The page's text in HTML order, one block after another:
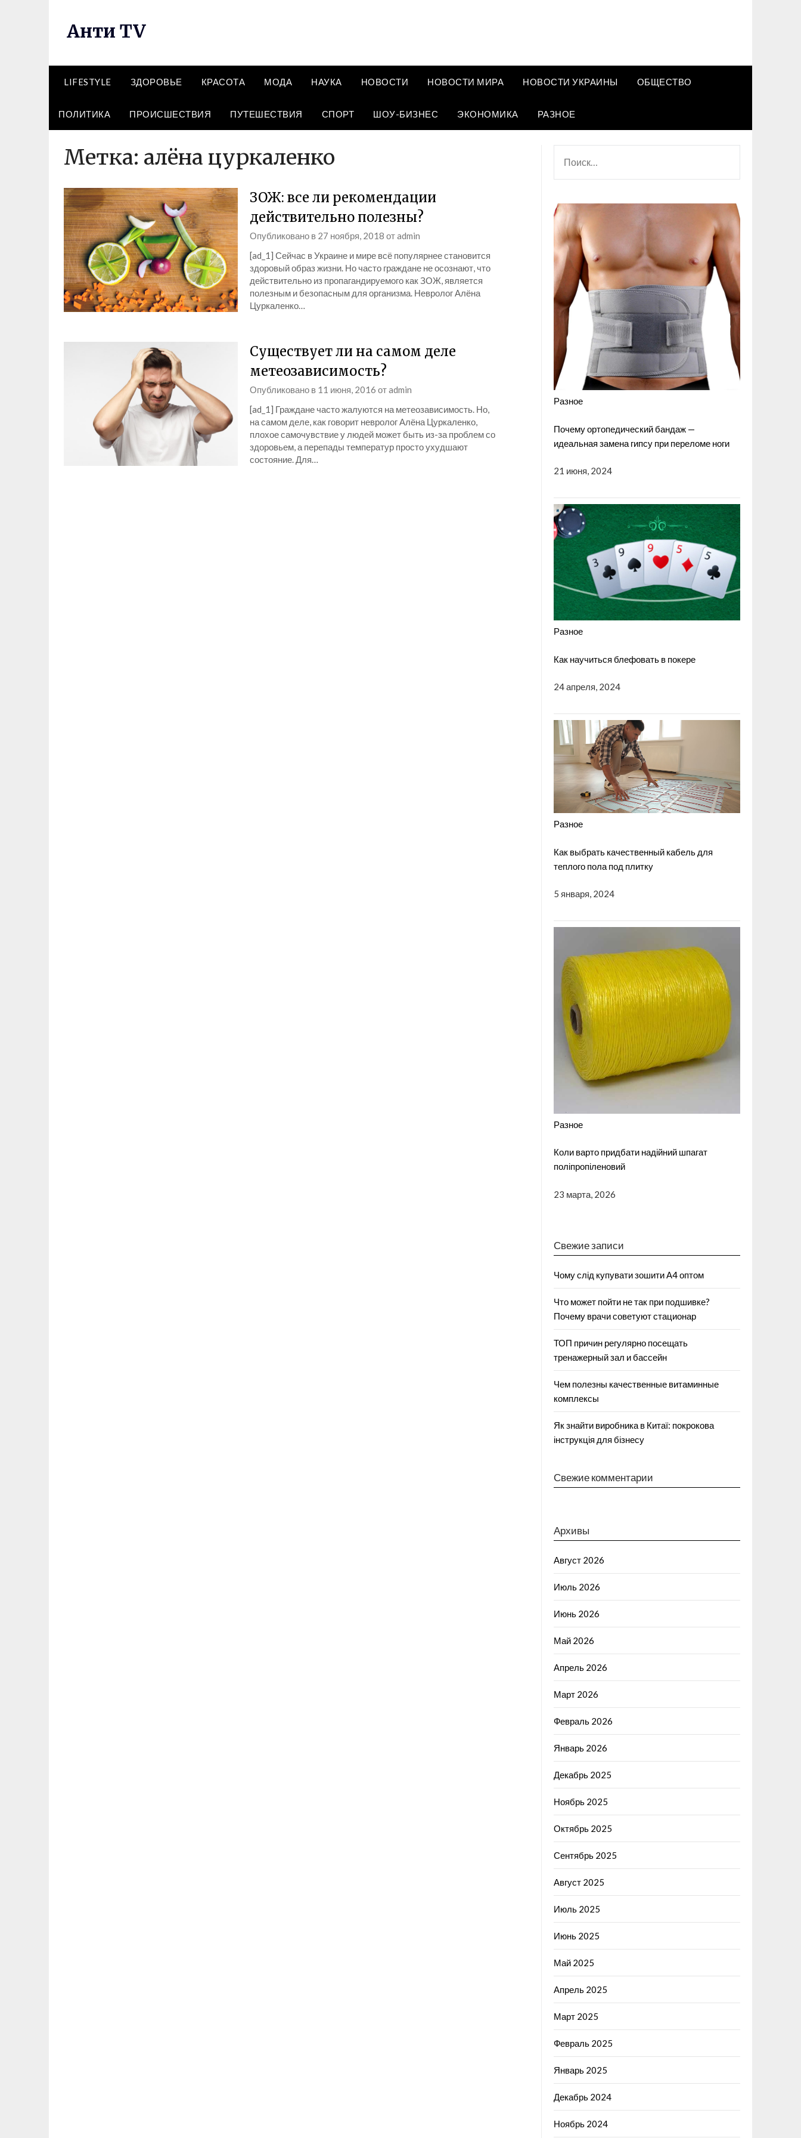
Анти TV
LIFESTYLE ЗДОРОВЬЕ КРАСОТА МОДА НАУКА НОВОСТИ НОВОСТИ МИРА НОВОСТИ УКРАИНЫ ОБЩЕСТВО
ПОЛИТИКА ПРОИСШЕСТВИЯ ПУТЕШЕСТВИЯ СПОРТ ШОУ-БИЗНЕС ЭКОНОМИКА РАЗНОЕ
Метка: алёна цуркаленко
ЗОЖ: все ли рекомендации
действительно полезны?
Опубликовано в 27 ноября, 2018 отadmin
[ad_1] Сейчас в Украине и мире всё популярнее становится
здоровый образ жизни. Но часто граждане не осознают, что
действительно из пропагандируемого как ЗОЖ, является
полезным и безопасным для организма. Невролог Алёна
Цуркаленко…
Существует ли на самом деле
метеозависимость?
Опубликовано в 11 июня, 2016 отadmin
[ad_1] Граждане часто жалуются на метеозависимость. Но,
на самом деле, как говорит невролог Алёна Цуркаленко,
плохое самочувствие у людей может быть из-за проблем со
здоровьем, а перепады температур просто ухудшают
состояние. Для…
Разное
Почему ортопедический бандаж —
идеальная замена гипсу при переломе ноги
21 июня, 2024
Разное
Как научиться блефовать в покере
24 апреля, 2024
Разное
Как выбрать качественный кабель для
теплого пола под плитку
5 января, 2024
Разное
Коли варто придбати надійний шпагат
поліпропіленовий
23 марта, 2026
Свежие записи
Чому слід купувати зошити А4 оптом
Что может пойти не так при подшивке?
Почему врачи советуют стационар
ТОП причин регулярно посещать
тренажерный зал и бассейн
Чем полезны качественные витаминные
комплексы
Як знайти виробника в Китаї: покрокова
інструкція для бізнесу
Свежие комментарии
Архивы
Август 2026
Июль 2026
Июнь 2026
Май 2026
Апрель 2026
Март 2026
Февраль 2026
Январь 2026
Декабрь 2025
Ноябрь 2025
Октябрь 2025
Сентябрь 2025
Август 2025
Июль 2025
Июнь 2025
Май 2025
Апрель 2025
Март 2025
Февраль 2025
Январь 2025
Декабрь 2024
Ноябрь 2024